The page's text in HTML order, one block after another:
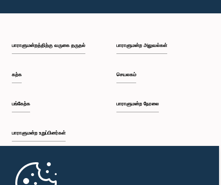
பாராளுமன்றத்திற்கு வருகை தருதல்
கற்க
பங்கேற்க
பாராளுமன்ற உறுப்பினர்கள்
முதற்பக்கம்
பாராளுமன்ற அலுவல்கள்
செயலகம்
பாராளுமன்ற நேரலை